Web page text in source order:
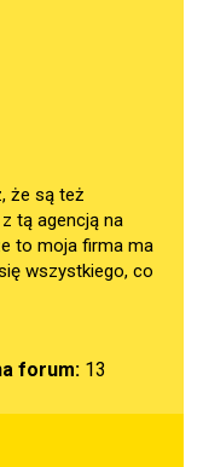
że są też
tą agencją na
to moja firma ma
wszystkiego, co
forum:13